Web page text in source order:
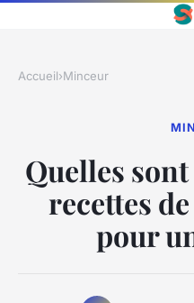
Accueil›Minceur
Quelles
recettes
pour